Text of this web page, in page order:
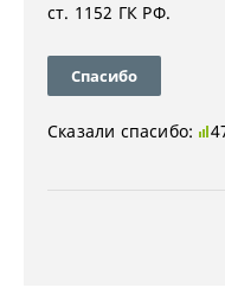
ст. 1152 ГК РФ.
Спасибо
Сказали спасибо: